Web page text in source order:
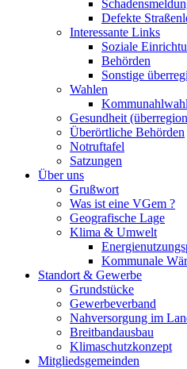
Defekte
Interessante Links
Soziale
Behörden
Sonstige
Wahlen
Gesundheit
Überörtliche Behörden
Notruftafel
Satzungen
Über uns
Grußwort
Was ist eine VGem ?
Geografische Lage
Klima & Umwelt
Kommunale
Standort & Gewerbe
Grundstücke
Gewerbeverband
Nahversorgung im
Breitbandausbau
Klimaschutzkonzept
Mitgliedsgemeinden